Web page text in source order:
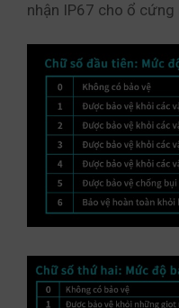
nhận IP67 cho ổ cứng